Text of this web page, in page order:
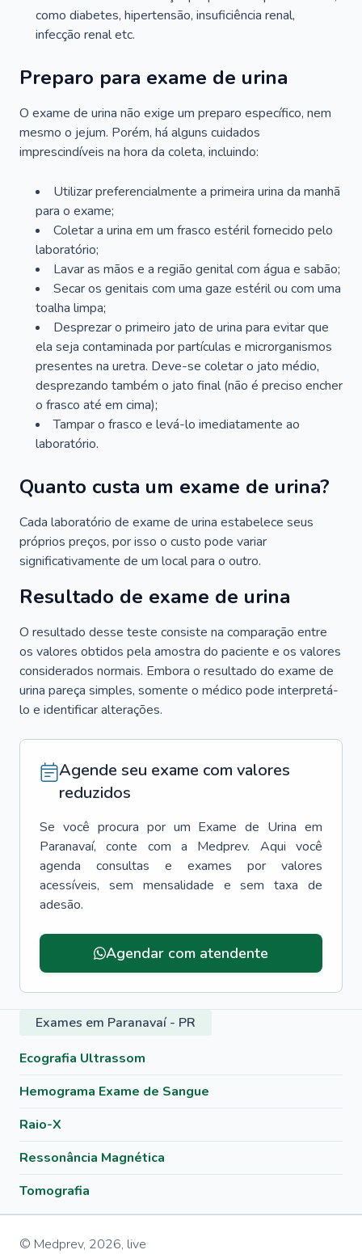
como diabetes, hipertensão, insuficiência renal,
infecção renal etc.
Preparo para exame de urina
O exame de urina não exige um preparo específico, nem
mesmo o jejum. Porém, há alguns cuidados
imprescindíveis na hora da coleta, incluindo:
Utilizar preferencialmente a primeira urina da manhã
para o exame;
Coletar a urina em um frasco estéril fornecido pelo
laboratório;
Lavar as mãos e a região genital com água e sabão;
Secar os genitais com uma gaze estéril ou com uma
toalha limpa;
Desprezar o primeiro jato de urina para evitar que
ela seja contaminada por partículas e microrganismos
presentes na uretra. Deve-se coletar o jato médio,
desprezando também o jato final (não é preciso encher
o frasco até em cima);
Tampar o frasco e levá-lo imediatamente ao
laboratório.
Quanto custa um exame de urina?
Cada laboratório de exame de urina estabelece seus
próprios preços, por isso o custo pode variar
significativamente de um local para o outro.
Resultado de exame de urina
O resultado desse teste consiste na comparação entre
os valores obtidos pela amostra do paciente e os valores
considerados normais. Embora o resultado do exame de
urina pareça simples, somente o médico pode interpretá-
lo e identificar alterações.
Agende seu exame com valores
reduzidos
Se você procura por um Exame de Urina em
Paranavaí, conte com a Medprev. Aqui você
agenda consultas e exames por valores
acessíveis, sem mensalidade e sem taxa de
adesão.
Agendar com atendente
Exames em Paranavaí - PR
Ecografia Ultrassom
Hemograma Exame de Sangue
Raio-X
Ressonância Magnética
Tomografia
© Medprev, 2026, live